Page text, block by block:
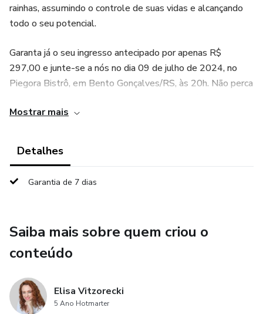
rainhas, assumindo o controle de suas vidas e alcançando
todo o seu potencial.
Garanta já o seu ingresso antecipado por apenas R$
297,00 e junte-se a nós no dia 09 de julho de 2024, no
Piegora Bistrô, em Bento Gonçalves/RS, às 20h. Não perca
transformador!
Mostrar mais
Detalhes
Garantia de 7 dias
Saiba mais sobre quem criou o
conteúdo
Elisa Vitzorecki
5 Ano Hotmarter